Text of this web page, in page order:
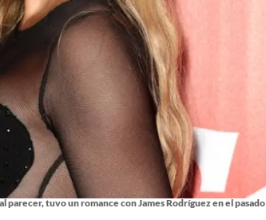
parecer, tuvo un romance con James Rodríguez en el pasado